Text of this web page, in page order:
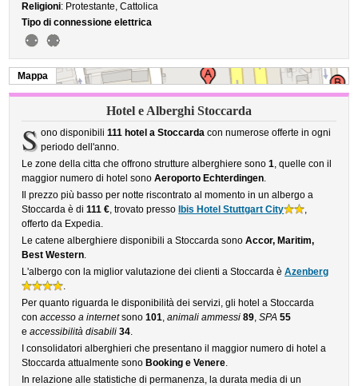
Religioni: Protestante, Cattolica
Tipo di connessione elettrica
Mappa
Hotel e Alberghi Stoccarda
S ono disponibili 111 hotel a Stoccardacon numerose offerte in ogni
periodo dell'anno.
Le zone della citta che offrono strutture alberghiere sono1, quelle con il
maggior numero di hotel sonoAeroporto Echterdingen.
Il prezzo più basso per notte riscontrato al momento in un albergo a
Stoccarda è di111 €, trovato presso Ibis Hotel Stuttgart City
,
offerto da Expedia.
Le catene alberghiere disponibili a Stoccarda sonoAccor, Maritim,
Best Western.
L'albergo con la miglior valutazione dei clienti a Stoccarda èAzenberg
.
Per quanto riguarda le disponibilità dei servizi, gli hotel a Stoccarda
conaccesso a internetsono101,animali ammessi 89,SPA 55
eaccessibilità disabili 34.
I consolidatori alberghieri che presentano il maggior numero di hotel a
Stoccarda attualmente sono Booking e Venere.
In relazione alle statistiche di permanenza, la durata media di un